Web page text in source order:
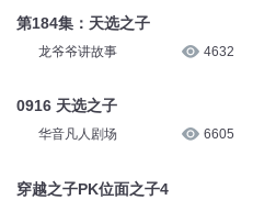
第184集：天选之子
龙爷爷讲故事 4632
0916 天选之子
华音凡人剧场 6605
穿越之子PK位面之子4